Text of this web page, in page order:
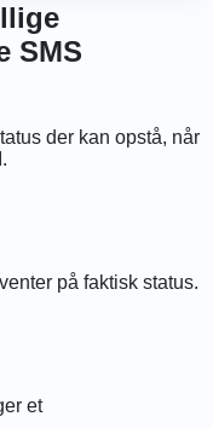
SMS
der kan opstå, når
på faktisk status.
et